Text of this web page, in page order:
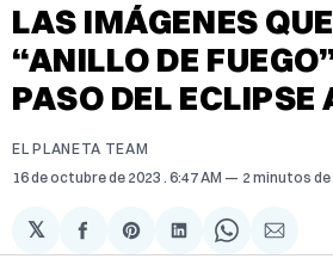
LAS IMÁGENES
“ANILLO DE
PASO DEL ECLIPSE
EL PLANETA TEAM
16 de octubre de 2023 . 6:47 AM 2 minutos
𝕏
Compartir
en
Share
on
Compartir
en
Share
on
via